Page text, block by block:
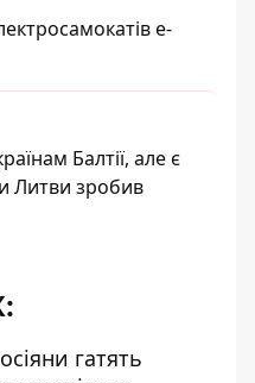
e-
Балтії, але є
Литви зробив
гатять